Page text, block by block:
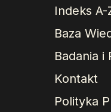
surowca?
Indeks A-
Baza
Badania i
Kontakt
Polityka